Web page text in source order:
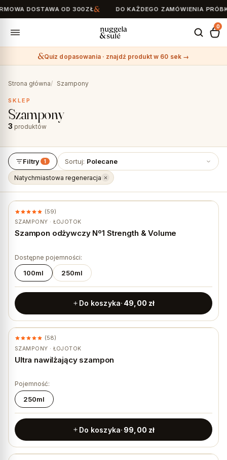
DOSTAWA OD 300ZŁ DO KAŻDEGO ZAMÓWIENIA
0
Quiz dopasowania · znajdź produkt w 60 sek →
Strona główna Szampony
SKLEP
Szampony
3 produktów
Filtry 1
Natychmiastowa regeneracja
Sortuj: Polecane
★ #1 BESTSELLER
SZAMPONY · ŁOJOTOK
Szampon odżywczy Nº1 Strength & Volume
(59)
Dostępne pojemności:
100ml 250ml
Do koszyka 49,00 zł
★ #1 BESTSELLER
SZAMPONY · ŁOJOTOK
Ultra nawilżający szampon
(58)
Pojemność:
250ml
Do koszyka 99,00 zł